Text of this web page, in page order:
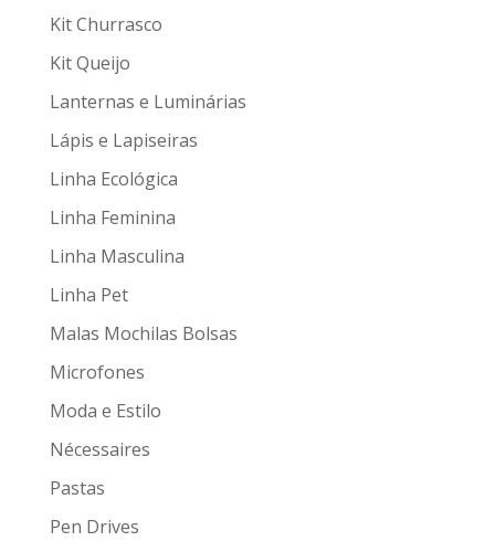
Kit Churrasco
Kit Queijo
Lanternas e Luminárias
Lápis e Lapiseiras
Linha Ecológica
Linha Feminina
Linha Masculina
Linha Pet
Malas Mochilas Bolsas
Microfones
Moda e Estilo
Nécessaires
Pastas
Pen Drives